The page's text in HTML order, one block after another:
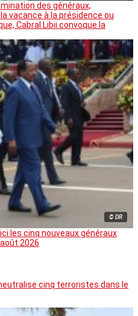
des généraux,
vacance à la présidence ou
Cabral Libii convoque la
© DR
les cinq nouveaux généraux
2026
cinq terroristes dans le